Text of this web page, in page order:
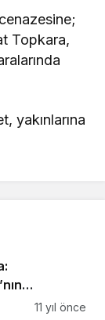
Topkara,
yakınlarına
turizme ve
11 yıl önce